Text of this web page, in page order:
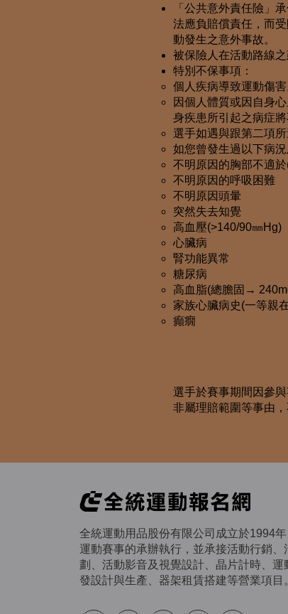
「公共意外責任險」
法應負賠償責任，而
動發生之意外事故。
被保險人在活動路線
特別不保事項：
個人疾病導致運動傷害
因個人體質或因自身
身疾患所引起之病症
選手如遇與跟第二項
如您曾發生過以下病
不明原因的胸部不適
不明原因的呼吸困難
不明原因頭暈
突然失去知覺
高血壓(>140/90㎜Hg)
心臟病
腎功能異常
糖尿病
高血脂(總膽固→
家族心臟病史(一等親
癲癇
選手於賽事期間因參
非屬理賠範圍等事由
全統運動用品股份有限公司成立於1994
運動賽事的承辦執行，並承接活動行銷、
劃、活動影音及視覺設計、晶片計時、運
發設計與生產、器架租賃搭建等營業項目